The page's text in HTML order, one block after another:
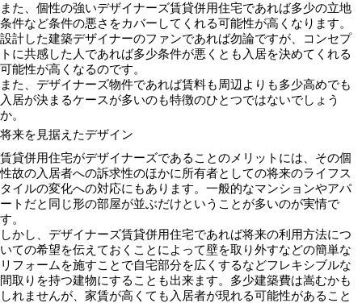
また、個性の強いデザイナーズ賃貸併用住宅であれば多少の立地
条件など条件の悪さをカバーしてくれる可能性が高くなります。
設計した建築デザイナーのファンであれば勿論ですが、コンセプ
トに共感した人であれば多少条件が悪くとも入居を決めてくれる
可能性が高くなるのです。
また、デザイナーズ物件であれば賃料も周辺よりも多少高めでも
入居が決まるケースが多いのも特徴のひとつではないでしょう
か。
将来を見据えたデザイン
賃貸併用住宅がデザイナーズであることのメリットには、その個
性故の入居者への訴求性のほかに所有者としての将来のライフス
タイルの変化への対応にもあります。一般的なマンションやアパ
ートだと同じ形の部屋が並ぶだけということが多いのが実情で
す。
しかし、デザイナーズ賃貸併用住宅であれば将来の利用方法につ
いての希望を伝えておくことによって壁を取り外すなどの簡単な
リフォームを施すことで自宅部分を広くするなどフレキシブルな
間取りを持つ建物にすることも出来ます。多少建築費は嵩むかも
しれませんが、家賃が高くても入居者が現れる可能性があること